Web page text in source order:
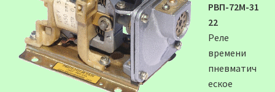
РВП-72М-31
22
Реле
времени
пневматич
еское